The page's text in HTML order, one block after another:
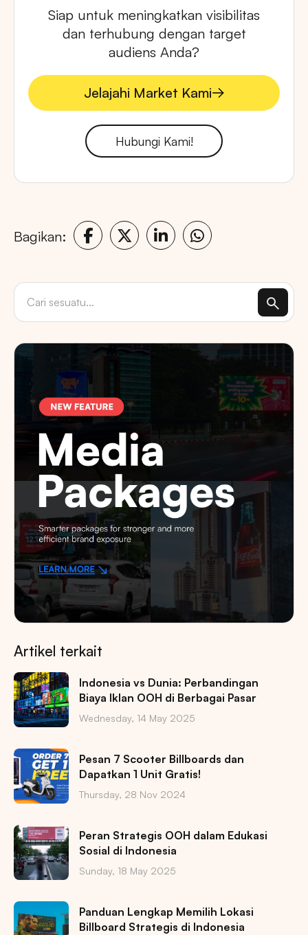
Siap untuk meningkatkan visibilitas
dan terhubung dengan target
audiens Anda?
Jelajahi Market Kami
Jelajahi Market Kami
Hubungi Kami!
Bagikan:
Artikel terkait
Indonesia vs Dunia: Perbandingan
Biaya Iklan OOH di Berbagai Pasar
Wednesday, 14 May 2025
Pesan 7 Scooter Billboards dan
Dapatkan 1 Unit Gratis!
Thursday, 28 Nov 2024
Peran Strategis OOH dalam Edukasi
Sosial di Indonesia
Sunday, 18 May 2025
Panduan Lengkap Memilih Lokasi
Billboard Strategis di Indonesia